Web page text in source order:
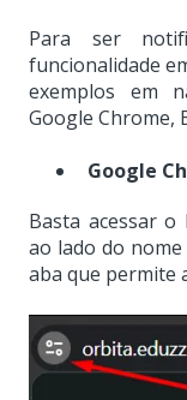
Para ser
funcionalidade
exemplos em
Google Chrome,
Google
Basta acessar
ao lado do nome
aba que permite